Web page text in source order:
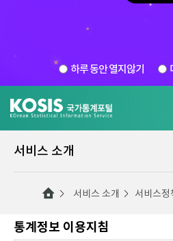
하루 동안 열지않기
서비스 소개
서비스 소개 서비스정
통계정보 이용지침